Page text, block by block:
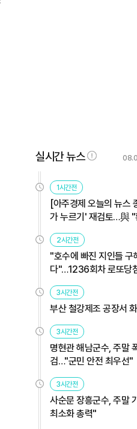
실시간 뉴스
1시간전
[아주경제 오늘의 뉴스
가 누르기' 재검토…與
外
2시간전
"호수에 빠진 지인들 구
다"…1236회차 로또당
3시간전
부산 철강제조 공장서
3시간전
명현관 해남군수, 주말
검…"군민 안전 최우선"
3시간전
사순문 장흥군수, 주말
최소화 총력"